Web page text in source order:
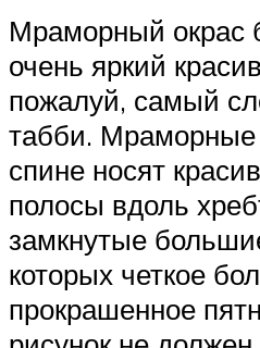
Мраморный окрас
очень яркий
пожалуй, самый
табби.
спине носят
полосы вдоль
замкнутые
которых четкое
прокрашенное